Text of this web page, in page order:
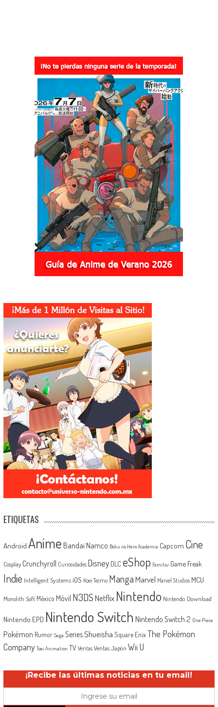
ETIQUETAS
Android Anime Bandai Namco Boku no Hero Academia Capcom Cine
Cosplay Crunchyroll Curiosidades Disney DLC eShop Famitsu Game Freak
Indie Intelligent Systems iOS Koei Tecmo MangaMarvel Marvel Studios MCU
Monolith Soft México Móvil N3DSNetflix Nintendo Nintendo Download
Nintendo EPD Nintendo Switch Nintendo Switch 2 One Piece
Pokémon Rumor Sega SeriesShueisha Square EnixThe Pokémon
Company Toei Animation TV Ventas Ventas Japón Wii U
¡Recibe las últimas noticias en tu email!